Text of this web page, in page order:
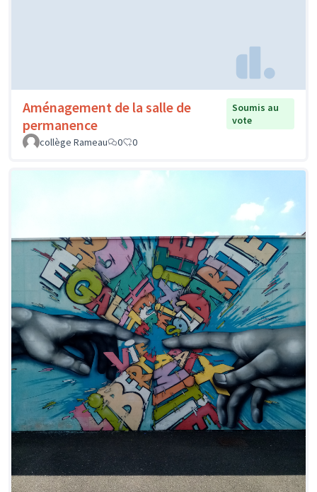
Aménagement de la salle de
permanence
Soumis au
vote
collège Rameau
0 0